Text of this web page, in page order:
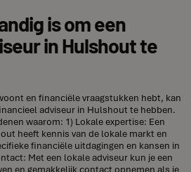
is om een
in Hulshout te
en financiële vraagstukken hebt, kan
adviseur in Hulshout te hebben.
waarom: 1) Lokale expertise: Een
heeft kennis van de lokale markt en
financiële uitdagingen en kansen in
Met een lokale adviseur kun je een
en gemakkelijk contact opnemen als je